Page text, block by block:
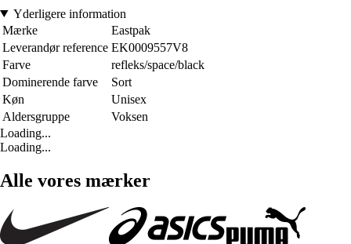
Yderligere information
Mærke
Eastpak
Leverandør reference EK0009557V8
Farve
refleks/space/black
Dominerende farve
Sort
Køn
Unisex
Aldersgruppe
Voksen
Loading...
Loading...
Alle vores mærker